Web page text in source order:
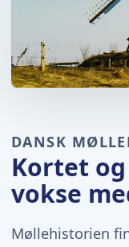
DANSK
Kortet
vokse
Møllehistorien